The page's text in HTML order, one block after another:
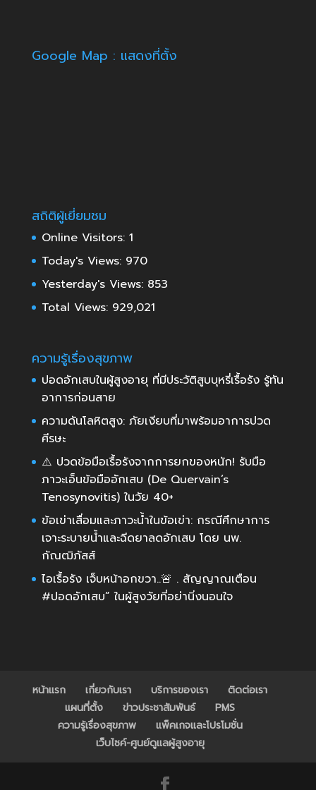
Google Map : แสดงที่ตั้ง
สถิติผู้เยี่ยมชม
Online Visitors: 1
Today's Views: 970
Yesterday's Views: 853
Total Views: 929,021
ความรู้เรื่องสุขภาพ
ปอดอักเสบในผู้สูงอายุ ที่มีประวัติสูบบุหรี่เรื้อรัง รู้ทัน
อาการก่อนสาย
ความดันโลหิตสูง: ภัยเงียบที่มาพร้อมอาการปวด
ศีรษะ
⚠️ ปวดข้อมือเรื้อรังจากการยกของหนัก! รับมือ
ภาวะเอ็นข้อมืออักเสบ (De Quervain’s
Tenosynovitis) ในวัย 40+
ข้อเข่าเสื่อมและภาวะน้ำในข้อเข่า: กรณีศึกษาการ
เจาะระบายน้ำและฉีดยาลดอักเสบ โดย นพ.
กัณฒิภัสส์
ไอเรื้อรัง เจ็บหน้าอกขวา..🚨 . สัญญาณเตือน
#ปอดอักเสบ” ในผู้สูงวัยที่อย่านิ่งนอนใจ
หน้าแรก เกี่ยวกับเรา บริการของเรา
ติดต่อเรา
แผนที่ตั้ง
ข่าวประชาสัมพันธ์
PMS
ความรู้เรื่องสุขภาพ
แพ็คเกจและโปรโมชั่น
เว็บไซค์-ศูนย์ดูแลผู้สูงอายุ